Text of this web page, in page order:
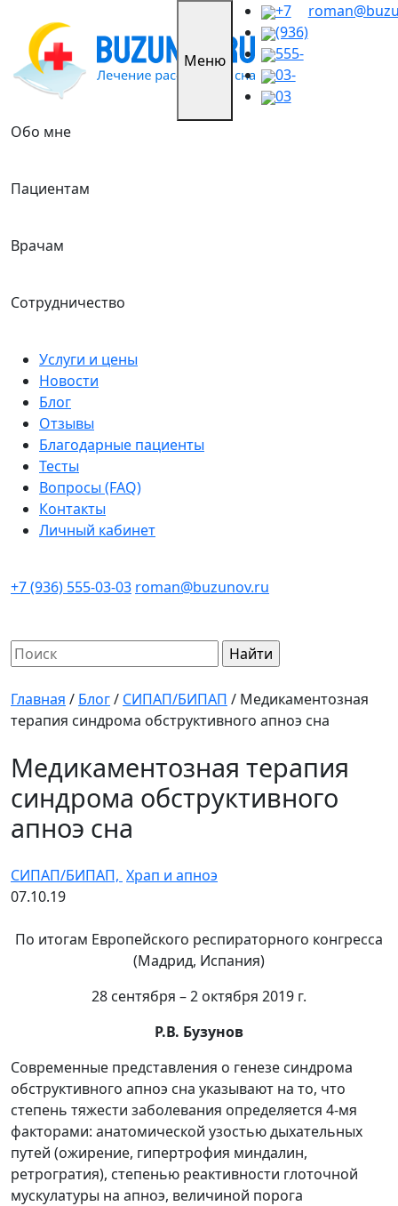
content
Меню
+7
(936)
555-
03-
03
Обо мне
Пациентам
Врачам
Сотрудничество
Услуги и цены
Новости
Блог
Отзывы
Благодарные пациенты
Тесты
Вопросы (FAQ)
Контакты
Личный кабинет
+7 (936) 555-03-03 roman@buzunov.ru
Найти:
Главная / Блог/ СИПАП/БИПАП / Медикаментозная
терапия синдрома обструктивного апноэ сна
Медикаментозная терапия
синдрома обструктивного
апноэ сна
СИПАП/БИПАП, Храп и апноэ
07.10.19
По итогам Европейского респираторного конгресса
(Мадрид, Испания)
28 сентября – 2 октября 2019 г.
Р.В. Бузунов
Современные представления о генезе синдрома
обструктивного апноэ сна указывают на то, что
степень тяжести заболевания определяется 4-мя
факторами: анатомической узостью дыхательных
путей (ожирение, гипертрофия миндалин,
ретрогратия), степенью реактивности глоточной
мускулатуры на апноэ, величиной порога